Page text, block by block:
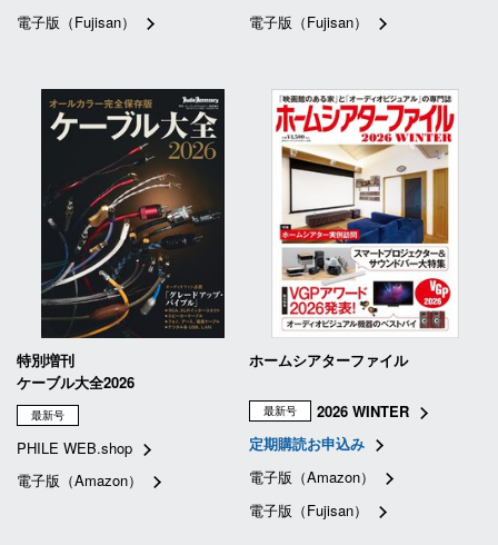
電子版（Fujisan）
電子版（Fujisan）
特別増刊
ケーブル大全2026
最新号
PHILE WEB.shop
電子版（Amazon）
ホームシアターファイル
最新号
2026 WINTER
定期購読お申込み
電子版（Amazon）
電子版（Fujisan）